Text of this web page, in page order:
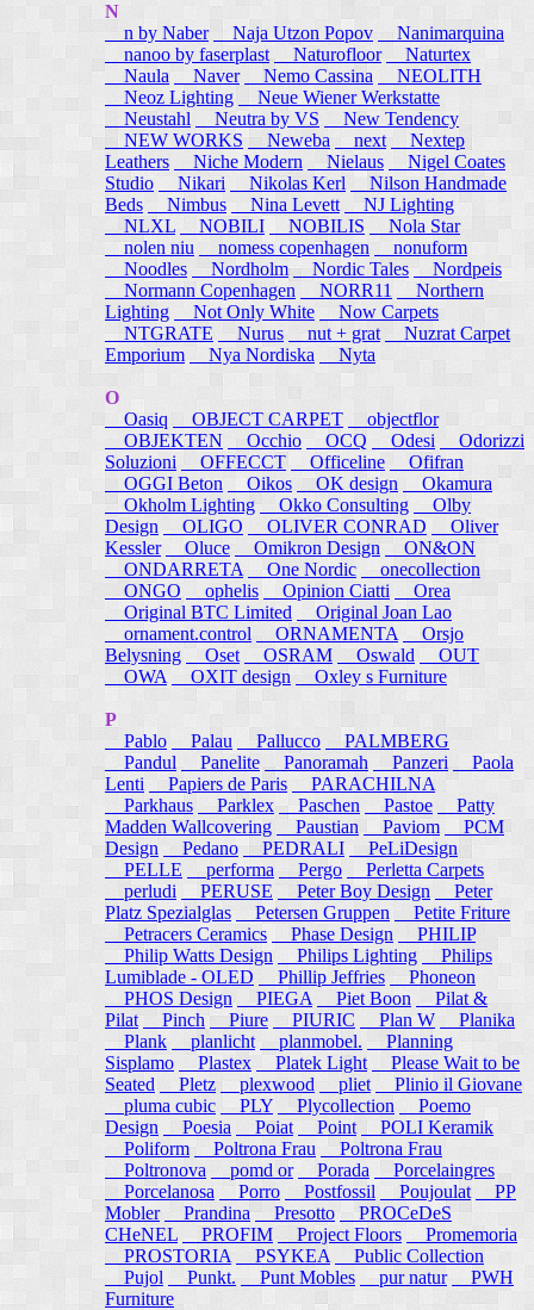
N
n by Naber
Naja Utzon Popov
Nanimarquina
nanoo by faserplast
Naturofloor
Naturtex
Naula
Naver Nemo Cassina
NEOLITH
Neoz Lighting
Neue Wiener Werkstatte
Neustahl
Neutra by VS
New Tendency
NEW WORKS
Neweba next
Nextep
Leathers
Niche Modern Nielaus
Nigel Coates
Studio
Nikari Nikolas Kerl
Nilson Handmade
Beds
Nimbus Nina Levett
NJ Lighting
NLXL
NOBILI NOBILIS
Nola Star
nolen niu
nomess copenhagen
nonuform
Noodles
Nordholm Nordic Tales
Nordpeis
Normann Copenhagen
NORR11
Northern
Lighting
Not Only White
Now Carpets
NTGRATE
Nurus nut + grat
Nuzrat Carpet
Emporium
Nya Nordiska Nyta
O
Oasiq
OBJECT CARPET
objectflor
OBJEKTEN
Occhio OCQ Odesi
Odorizzi
Soluzioni
OFFECCT Officeline
Ofifran
OGGI Beton
Oikos OK design
Okamura
Okholm Lighting
Okko Consulting
Olby
Design
OLIGO OLIVER CONRAD
Oliver
Kessler
Oluce Omikron Design
ON&ON
ONDARRETA
One Nordic
onecollection
ONGO
ophelis Opinion Ciatti
Orea
Original BTC Limited
Original Joan Lao
ornament.control
ORNAMENTA
Orsjo
Belysning
Oset OSRAM Oswald
OUT
OWA
OXIT design Oxley s Furniture
P
Pablo
Palau Pallucco
PALMBERG
Pandul
Panelite Panoramah Panzeri
Paola
Lenti
Papiers de Paris
PARACHILNA
Parkhaus
Parklex Paschen Pastoe
Patty
Madden Wallcovering
Paustian Paviom
PCM
Design
Pedano PEDRALI
PeLiDesign
PELLE
performa Pergo
Perletta Carpets
perludi
PERUSE Peter Boy Design
Peter
Platz Spezialglas
Petersen Gruppen
Petite Friture
Petracers Ceramics
Phase Design
PHILIP
Philip Watts Design
Philips Lighting
Philips
Lumiblade - OLED
Phillip Jeffries
Phoneon
PHOS Design
PIEGA Piet Boon
Pilat &
Pilat
Pinch Piure PIURIC Plan W
Planika
Plank
planlicht planmobel. Planning
Sisplamo
Plastex Platek Light
Please Wait to be
Seated
Pletz plexwood pliet
Plinio il Giovane
pluma cubic
PLY Plycollection
Poemo
Design
Poesia Poiat Point
POLI Keramik
Poliform
Poltrona Frau
Poltrona Frau
Poltronova
pomd or Porada
Porcelaingres
Porcelanosa
Porro Postfossil Poujoulat
PP
Mobler
Prandina Presotto
PROCeDeS
CHeNEL
PROFIM Project Floors
Promemoria
PROSTORIA
PSYKEA
Public Collection
Pujol
Punkt. Punt Mobles pur natur
PWH
Furniture